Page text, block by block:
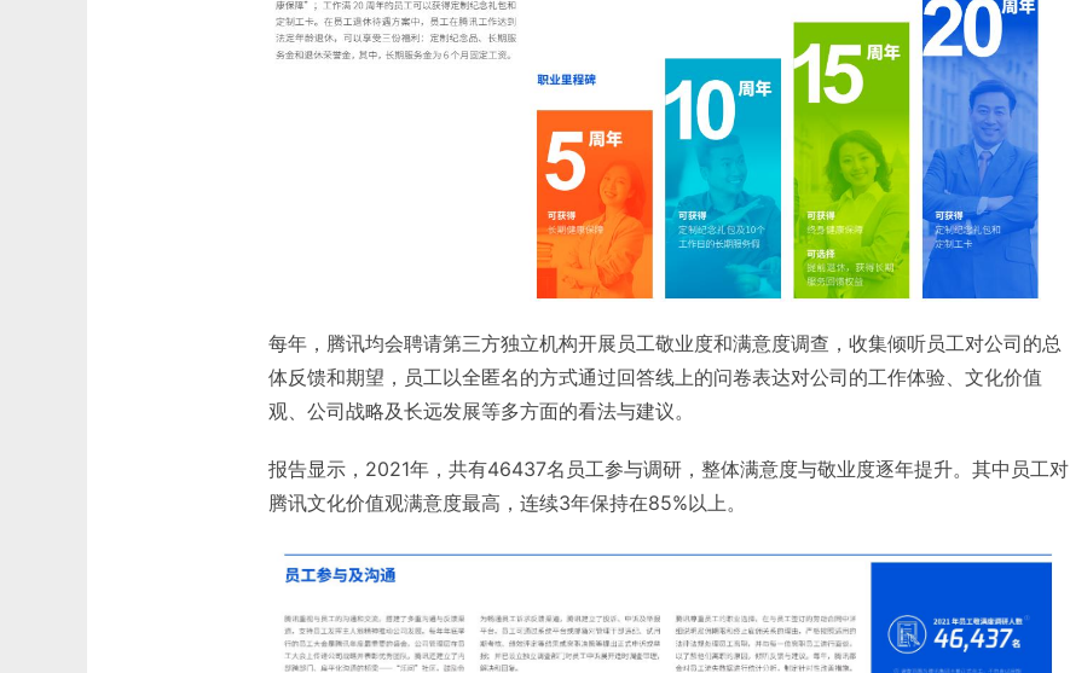
每年，腾讯均会聘请第三方独立机构开展员工敬业度和满意度调查，收集倾听员工对公司的总
体反馈和期望，员工以全匿名的方式通过回答线上的问卷表达对公司的工作体验、文化价值
观、公司战略及长远发展等多方面的看法与建议。
报告显示，2021年，共有46437名员工参与调研，整体满意度与敬业度逐年提升。其中员工对
腾讯文化价值观满意度最高，连续3年保持在85%以上。